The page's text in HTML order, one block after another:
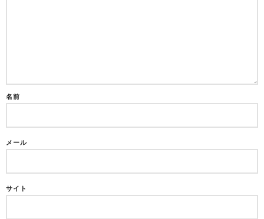
名前
メール
サイト